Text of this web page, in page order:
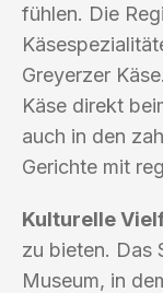
fühlen. Die
Greyerzer
Käse direkt
auch in den
Gerichte mit
Kulturelle
zu bieten. Das
Museum, in